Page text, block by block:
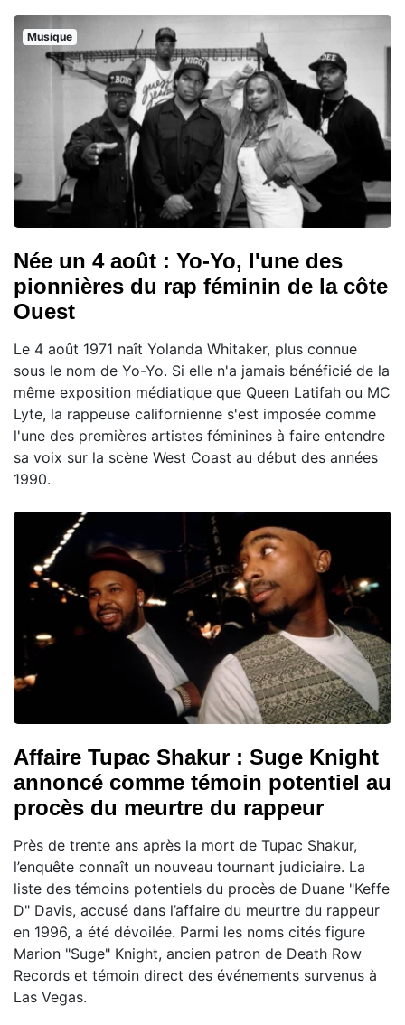
Musique
Née un 4 août : Yo-Yo, l'une des
pionnières du rap féminin de la côte
Ouest
Le 4 août 1971 naît Yolanda Whitaker, plus connue
sous le nom de Yo-Yo. Si elle n'a jamais bénéficié de la
même exposition médiatique que Queen Latifah ou MC
Lyte, la rappeuse californienne s'est imposée comme
l'une des premières artistes féminines à faire entendre
sa voix sur la scène West Coast au début des années
1990.
Affaire Tupac Shakur : Suge Knight
annoncé comme témoin potentiel au
procès du meurtre du rappeur
Près de trente ans après la mort de Tupac Shakur,
l’enquête connaît un nouveau tournant judiciaire. La
liste des témoins potentiels du procès de Duane "Keffe
D" Davis, accusé dans l’affaire du meurtre du rappeur
en 1996, a été dévoilée. Parmi les noms cités figure
Marion "Suge" Knight, ancien patron de Death Row
Records et témoin direct des événements survenus à
Las Vegas.